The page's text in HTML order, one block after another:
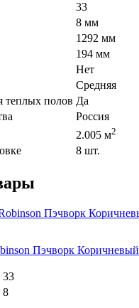
33
8 мм
1292 мм
194 мм
Нет
Средняя
теплых полов Да
Россия
2.005 м2
8 шт.
Пэчворк Коричневый
33
8